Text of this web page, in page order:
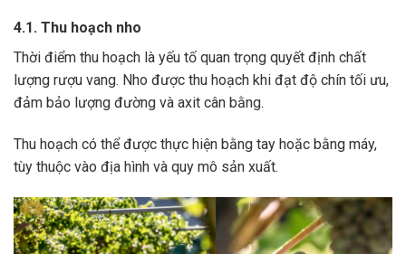
4.1. Thu hoạch nho
Thời điểm thu hoạch là yếu tố quan trọng quyết định chất
lượng rượu vang. Nho được thu hoạch khi đạt độ chín tối ưu,
đảm bảo lượng đường và axit cân bằng.
Thu hoạch có thể được thực hiện bằng tay hoặc bằng máy,
tùy thuộc vào địa hình và quy mô sản xuất.